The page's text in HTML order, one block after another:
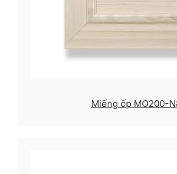
Miếng ốp MO200-